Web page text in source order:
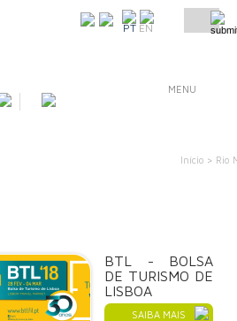
PT EN
MENU
Início > Rio
BTL - BOLSA
DE TURISMO DE
LISBOA
SAIBA MAIS